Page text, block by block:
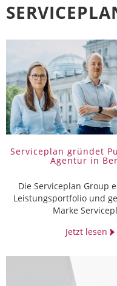
Serviceplan gründet
Agentur in
Die Serviceplan Group
Leistungsportfolio und
Marke
Jetzt lesen